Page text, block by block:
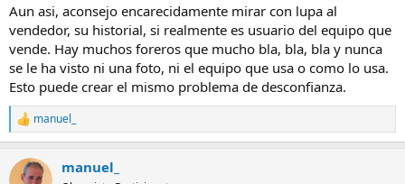
Aun asi, aconsejo encarecidamente mirar con lupa al
vendedor, su historial, si realmente es usuario del equipo que
vende. Hay muchos foreros que mucho bla, bla, bla y nunca
se le ha visto ni una foto, ni el equipo que usa o como lo usa.
Esto puede crear el mismo problema de desconfianza.
R
e
c
manuel_
manuel_